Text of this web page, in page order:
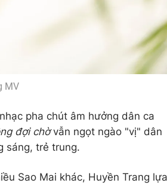
MV
pha chút âm hưởng dân ca
đợi chờvẫn ngọt ngào "vị" dân
sáng, trẻ trung.
Sao Mai khác, Huyền Trang lựa